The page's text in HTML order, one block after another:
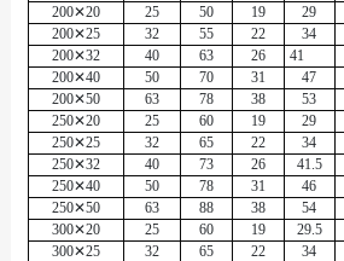
200✕20
25 50 19 29
200✕25
32 55 22 34
200✕32
40 63 26 41
200✕40
50 70 31 47
200✕50
63 78 38 53
250✕20
25 60 19 29
250✕25
32 65 22 34
250✕32
40 73 26 41.5
250✕40
50 78 31 46
250✕50
63 88 38 54
300✕20
25 60 19 29.5
300✕25
32 65 22 34